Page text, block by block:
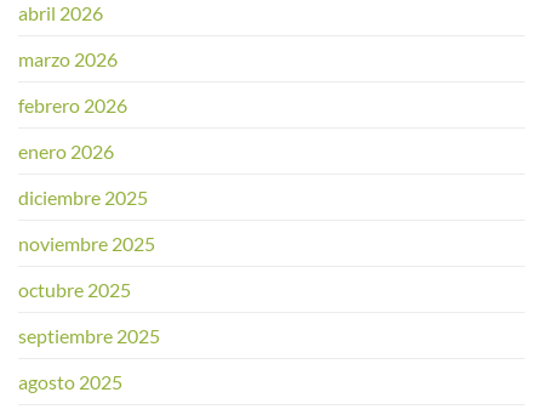
abril 2026
marzo 2026
febrero 2026
enero 2026
diciembre 2025
noviembre 2025
octubre 2025
septiembre 2025
agosto 2025